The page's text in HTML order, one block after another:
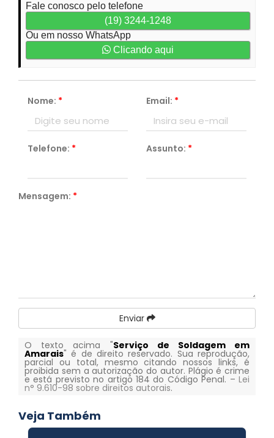
Fale conosco pelo telefone
(19) 3244-1248
Ou em nosso WhatsApp
Clicando aqui
Nome: * Email: *
Telefone: * Assunto: *
Mensagem: *
Enviar
O texto acima "Serviço de Soldagem em
Amarais" é de direito reservado. Sua reprodução,
parcial ou total, mesmo citando nossos links, é
proibida sem a autorização do autor. Plágio é crime
e está previsto no artigo 184 do Código Penal. – Lei
n° 9.610-98 sobre direitos autorais.
Veja Também